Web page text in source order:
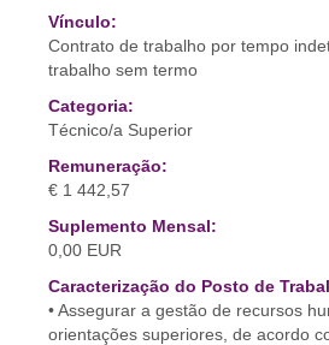
Vínculo:
Contrato de trabalho por tempo
trabalho sem termo
Categoria:
Técnico/a Superior
Remuneração:
€ 1 442,57
Suplemento Mensal:
0,00 EUR
Caracterização do Posto de
• Assegurar a gestão de recursos
orientações superiores, de acordo